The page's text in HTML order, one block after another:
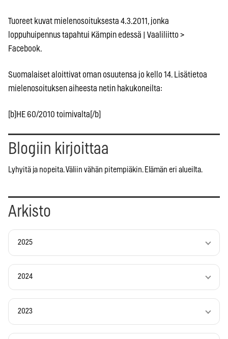
Tuoreet kuvat mielenosoituksesta 4.3.2011, jonka
loppuhuipennus tapahtui Kämpin edessä | Vaaliliitto >
Facebook.
Suomalaiset aloittivat oman osuutensa jo kello 14. Lisätietoa
mielenosoituksen aiheesta netin hakukoneilta:
[b]HE 60/2010 toimivalta[/b]
Blogiin kirjoittaa
Lyhyitä ja nopeita. Väliin vähän pitempiäkin. Elämän eri alueilta.
Arkisto
2025
2024
2023